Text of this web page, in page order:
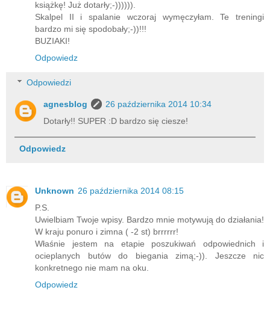
książkę! Już dotarły;-)))))).
Skalpel II i spalanie wczoraj wymęczyłam. Te treningi
bardzo mi się spodobały;-))!!!
BUZIAKI!
Odpowiedz
Odpowiedzi
agnesblog
26 października 2014 10:34
Dotarły!! SUPER :D bardzo się ciesze!
Odpowiedz
Unknown 26 października 2014 08:15
P.S.
Uwielbiam Twoje wpisy. Bardzo mnie motywują do działania!
W kraju ponuro i zimna ( -2 st) brrrrrr!
Właśnie jestem na etapie poszukiwań odpowiednich i
ocieplanych butów do biegania zimą;-)). Jeszcze nic
konkretnego nie mam na oku.
Odpowiedz